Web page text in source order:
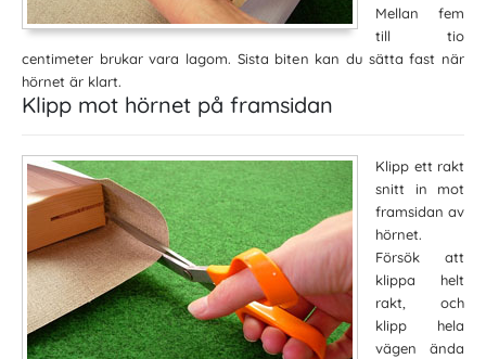
Mellan fem
till tio
centimeter brukar vara lagom. Sista biten kan du sätta fast när
hörnet är klart.
Klipp mot hörnet på framsidan
Klipp ett rakt
snitt in mot
framsidan av
hörnet.
Försök att
klippa helt
rakt, och
klipp hela
vägen ända